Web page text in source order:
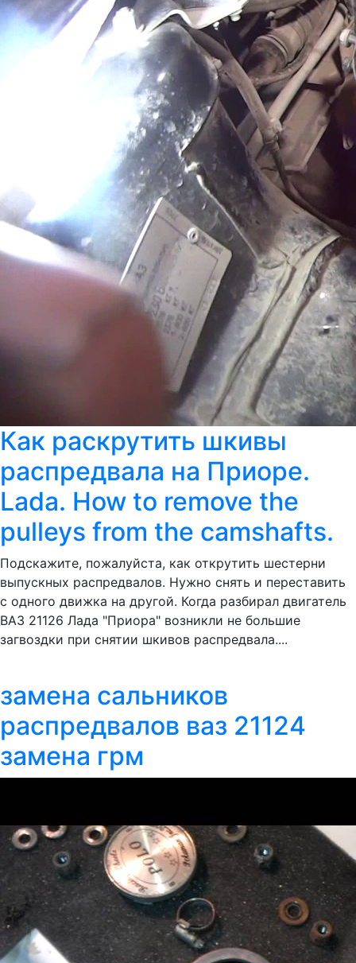
Как раскрутить шкивы
распредвала на Приоре.
Lada. How to remove the
pulleys from the camshafts.
Подскажите, пожалуйста, как открутить шестерни
выпускных распредвалов. Нужно снять и переставить
с одного движка на другой. Когда разбирал двигатель
ВАЗ 21126 Лада "Приора" возникли не большие
загвоздки при снятии шкивов распредвала....
замена сальников
распредвалов ваз 21124
замена грм